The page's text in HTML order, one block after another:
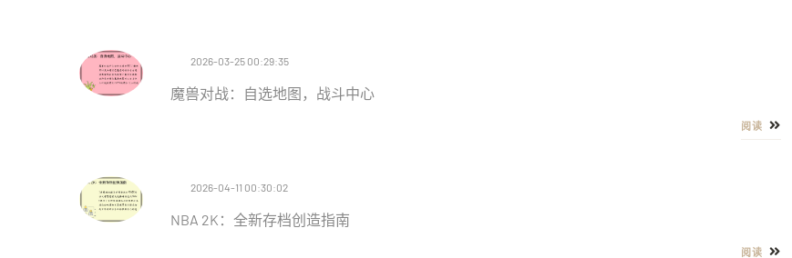
2026-03-25 00:29:35
魔兽对战：自选地图，战斗中心
阅读
2026-04-11 00:30:02
NBA 2K：全新存档创造指南
阅读